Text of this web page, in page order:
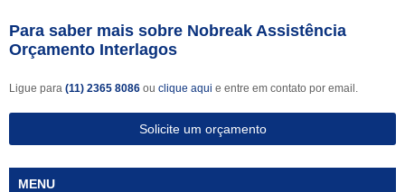
Para saber mais sobre Nobreak Assistência
Orçamento Interlagos
Ligue para (11) 2365 8086 ou clique aqui e entre em contato por email.
Solicite um orçamento
MENU